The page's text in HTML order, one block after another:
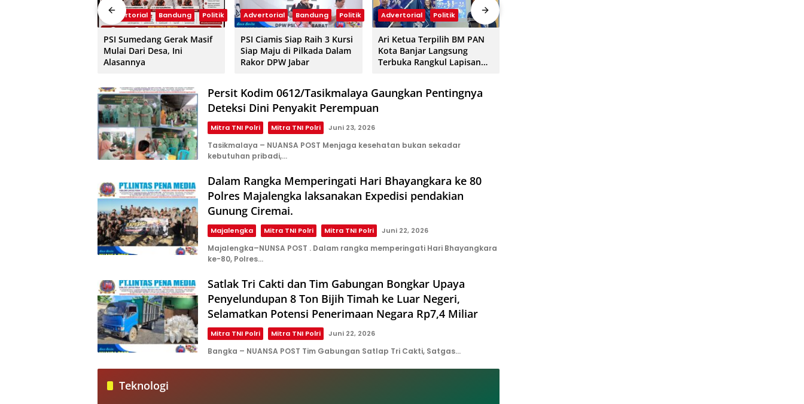
Advertorial Bandung Politik
PSI Sumedang Gerak Masif
Mulai Dari Desa, Ini
Alasannya
Advertorial Bandung Politik
PSI Ciamis Siap Raih 3 Kursi
Siap Maju di Pilkada Dalam
Rakor DPW Jabar
Advertorial Politik
Ari Ketua Terpilih BM PAN
Kota Banjar Langsung
Terbuka Rangkul Lapisan
Persit Kodim 0612/Tasikmalaya Gaungkan Pentingnya
Deteksi Dini Penyakit Perempuan
Mitra TNI Polri Mitra TNI Polri Juni 23, 2026
Tasikmalaya – NUANSA POST Menjaga kesehatan bukan sekadar
kebutuhan pribadi,…
Dalam Rangka Memperingati Hari Bhayangkara ke 80
Polres Majalengka laksanakan Expedisi pendakian
Gunung Ciremai.
Majalengka Mitra TNI Polri Mitra TNI Polri Juni 22, 2026
Majalengka–NUNSA POST . Dalam rangka memperingati Hari Bhayangkara
ke-80, Polres…
Satlak Tri Cakti dan Tim Gabungan Bongkar Upaya
Penyelundupan 8 Ton Bijih Timah ke Luar Negeri,
Selamatkan Potensi Penerimaan Negara Rp7,4 Miliar
Mitra TNI Polri Mitra TNI Polri Juni 22, 2026
Bangka – NUANSA POST Tim Gabungan Satlap Tri Cakti, Satgas…
Teknologi